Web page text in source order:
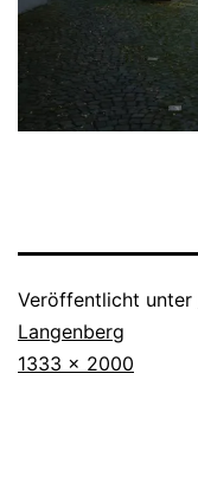
Veröffentlicht unter
Langenberg
Originalgröße
1333 × 2000